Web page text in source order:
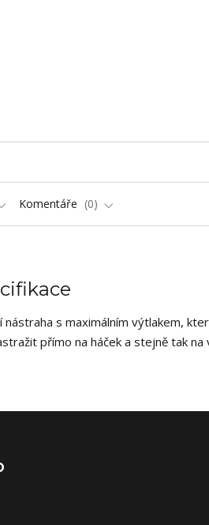
Komentáře 0
s maximálním výtlakem,
přímo na háček a stejně tak na